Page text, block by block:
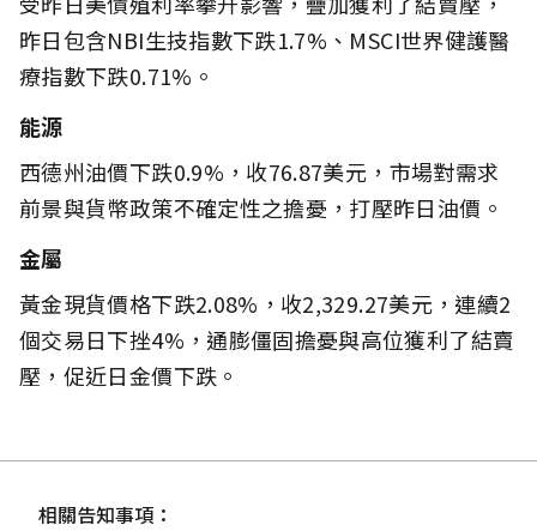
昨日包含NBI生技指數下跌1.7%、MSCI世界健護醫
療指數下跌0.71%。
能源
西德州油價下跌0.9%，收76.87美元，市場對需求
前景與貨幣政策不確定性之擔憂，打壓昨日油價。
金屬
黃金現貨價格下跌2.08%，收2,329.27美元，連續2
個交易日下挫4%，通膨僵固擔憂與高位獲利了結賣
壓，促近日金價下跌。
相關告知事項：